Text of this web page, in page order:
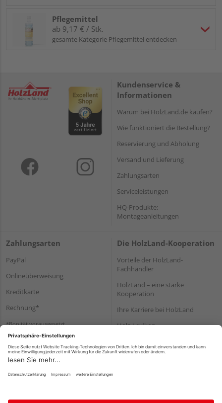
Pflegemittel
ab 9,17 € / Stk.
gesamte Kategorie Pflegemittel entdecken
Kundenservice &
Informationen
Warum bei HolzLand.de kaufen?
Wie funktioniert die Bestellung?
Reservierung und Abholung
Versand und Lieferung
Zahlungsarten
Serviceleistungen
HQ-Produkte:
Montageanleitungen
Zahlungsarten
PayPal
Onlineüberweisung
Kreditkarte
Rechnung*
*Bonität vorausgesetzt
Die HolzLand-Kooperation
Vorteile der HolzLand-
Fachhändler
HolzLand – eine starke
Kooperation
Ihre Karriere bei HolzLand
Holz-Lexikon
Impressum Datenschutz Nutzungsbedingungen